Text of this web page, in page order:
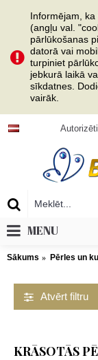
Informējam,
(angļu val.
pārlūkošanas
datorā vai
turpiniet
jebkurā laikā
sīkdatnes.
vairāk.
MENU
Sākums Pērles un
Atvērt filtru
KRĀSOTĀS